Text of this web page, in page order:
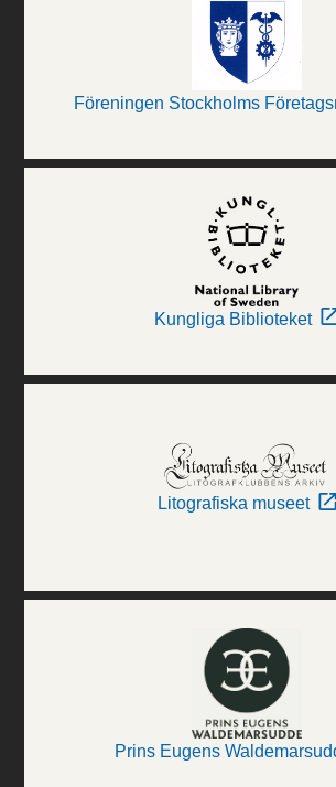
Föreningen Stockholms
Kungliga Biblioteket
Litografiska museet
Prins Eugens